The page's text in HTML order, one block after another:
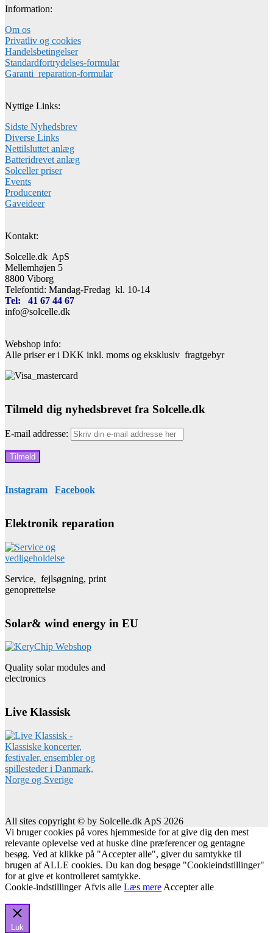
Information:
Om os
Privatliv og cookies
Handelsbetingelser
Standardfortrydelses-formular
Garanti_reparation-formular
Nyttige Links:
Sidste Nyhedsbrev
Diverse Links
Nettilsluttet anlæg
Batteridrevet anlæg
Solceller priser
Events
Producenter
Gaveideer
Kontakt:
Solcelle.dk ApS
Mellemhøjen 5
8800 Viborg
Telefontid: Mandag-Fredag kl. 10-14
Tel: 41 67 44 67
info@solcelle.dk
Webshop info:
Alle priser er i DKK inkl. moms og eksklusiv fragtgebyr
Tilmeld dig nyhedsbrevet fra Solcelle.dk
E-mail addresse:
Instagram Facebook
Elektronik reparation
Service, fejlsøgning, print
genoprettelse
Solar& wind energy in EU
Quality solar modules and
electronics
Live Klassisk
All sites copyright © by Solcelle.dk ApS 2026
Vi bruger cookies på vores hjemmeside for at give dig den mest
relevante oplevelse ved at huske dine præferencer og gentagne
besøg. Ved at klikke på "Accepter alle", giver du samtykke til
brugen af ALLE cookies. Du kan dog besøge "Cookieindstillinger"
for at give et kontrolleret samtykke.
Cookie-indstillinger Afvis alle Læs mere Accepter alle
Luk